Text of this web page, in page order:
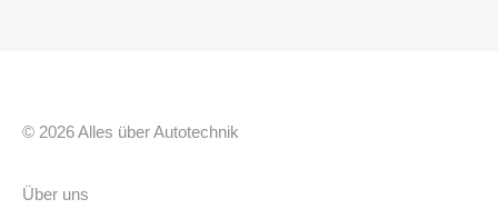
© 2026 Alles über Autotechnik
Über uns